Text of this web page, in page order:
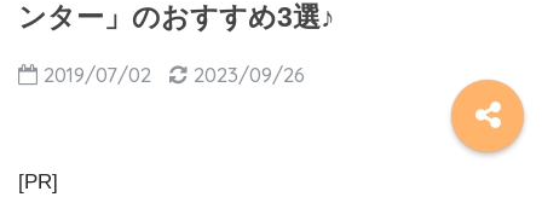
ンター」のおすすめ3選♪
2019/07/02 2023/09/26
[PR]